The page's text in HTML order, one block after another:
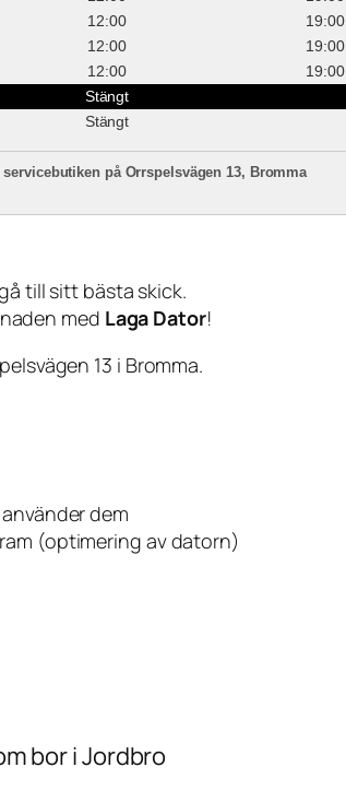
12:00
19:00
12:00
19:00
12:00
19:00
Stängt
Stängt
på Orrspelsvägen 13, Bromma
till sitt bästa skick.
med Laga Dator!
13 i Bromma.
dem
(optimering av datorn)
bor i Jordbro